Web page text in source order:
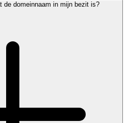
de domeinnaam in mijn bezit is?